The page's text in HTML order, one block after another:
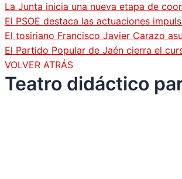
La Junta inicia una nueva etapa de
El PSOE destaca las actuaciones
El tosiriano Francisco Javier Carazo
El Partido Popular de Jaén cierra el
VOLVER ATRÁS
Teatro didáctico